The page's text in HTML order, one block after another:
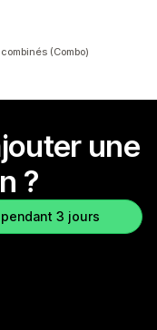
(Combo)
une
?
3 jours